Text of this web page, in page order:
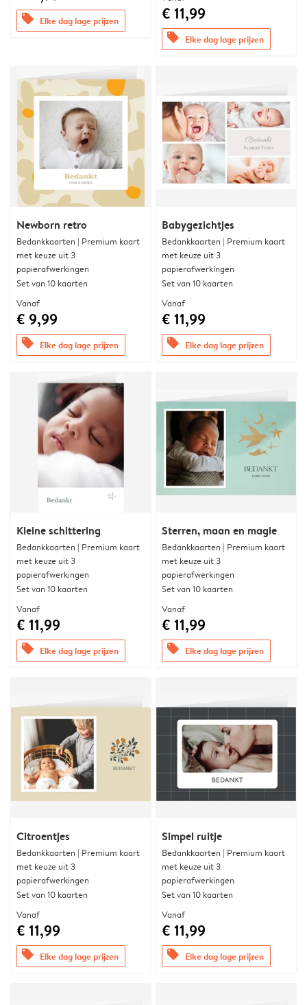
offers Elke dag lage prijzen € 11,99
offers Elke dag lage prijzen
Newborn retro
Bedankkaarten | Premium kaart
met keuze uit 3
papierafwerkingen
Set van 10 kaarten
Vanaf
€ 9,99
offers Elke dag lage prijzen
Babygezichtjes
Bedankkaarten | Premium kaart
met keuze uit 3
papierafwerkingen
Set van 10 kaarten
Vanaf
€ 11,99
offers Elke dag lage prijzen
Kleine schittering
Bedankkaarten | Premium kaart
met keuze uit 3
papierafwerkingen
Set van 10 kaarten
Vanaf
€ 11,99
offers Elke dag lage prijzen
Sterren, maan en magie
Bedankkaarten | Premium kaart
met keuze uit 3
papierafwerkingen
Set van 10 kaarten
Vanaf
€ 11,99
offers Elke dag lage prijzen
Citroentjes
Bedankkaarten | Premium kaart
met keuze uit 3
papierafwerkingen
Set van 10 kaarten
Vanaf
€ 11,99
offers Elke dag lage prijzen
Simpel ruitje
Bedankkaarten | Premium kaart
met keuze uit 3
papierafwerkingen
Set van 10 kaarten
Vanaf
€ 11,99
offers Elke dag lage prijzen